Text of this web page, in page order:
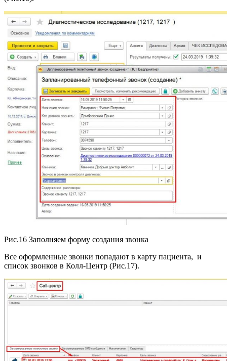
Рис.16 Заполняем форму создания звонка
Все оформленные звонки попадают в карту пациента, и
список звонков в Колл-Центр (Рис.17).